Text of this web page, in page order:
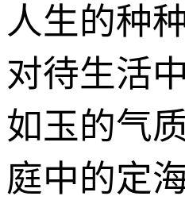
人生的种
对待生活
如玉的气
庭中的定